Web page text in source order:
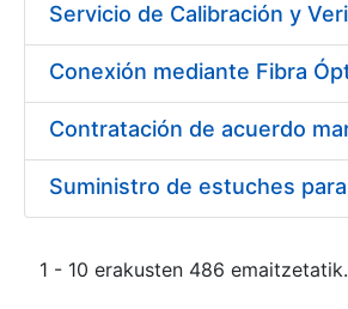
1 - 10 erakusten 486 emaitzetatik.